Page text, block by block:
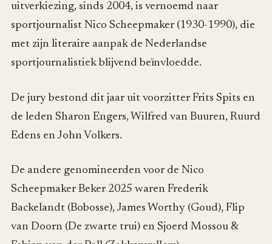
uitverkiezing, sinds 2004, is vernoemd naar
sportjournalist Nico Scheepmaker (1930-1990), die
met zijn literaire aanpak de Nederlandse
sportjournalistiek blijvend beïnvloedde.
De jury bestond dit jaar uit voorzitter Frits Spits en
de leden Sharon Engers, Wilfred van Buuren, Ruurd
Edens en John Volkers.
De andere genomineerden voor de Nico
Scheepmaker Beker 2025 waren Frederik
Backelandt (Bobosse), James Worthy (Goud), Flip
van Doorn (De zwarte trui) en Sjoerd Mossou &